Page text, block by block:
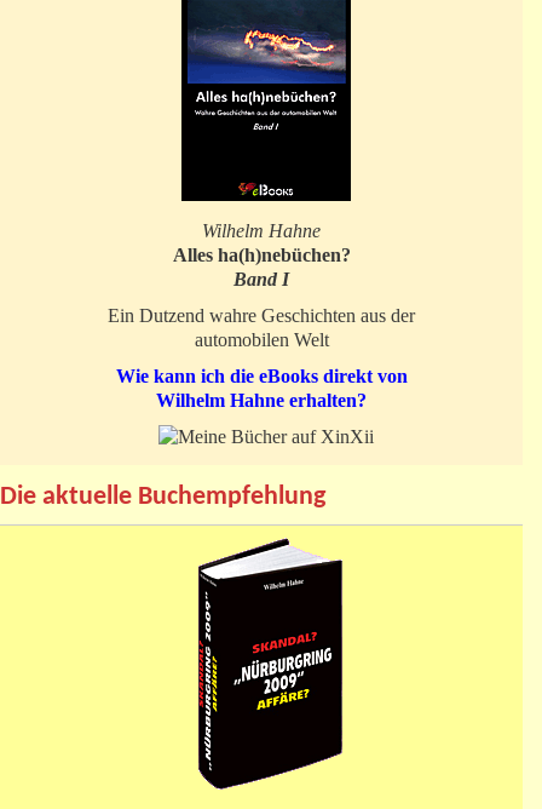
Wilhelm Hahne
Alles ha(h)nebüchen?
Band I
Ein Dutzend wahre Geschichten aus der
automobilen Welt
Wie kann ich die eBooks direkt von
Wilhelm Hahne erhalten?
Die aktuelle Buchempfehlung